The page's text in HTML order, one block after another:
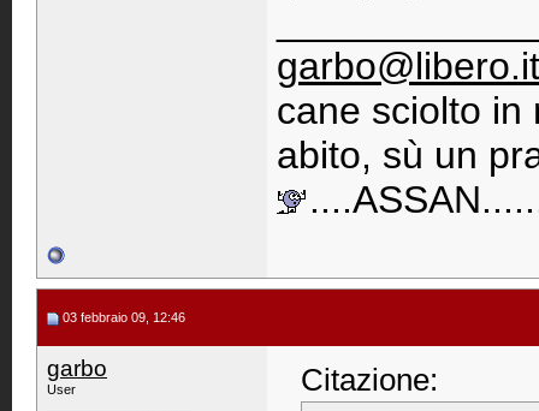
garbo@libero.it
cane sciolto in
abito, sù un
03 febbraio 09, 12:46
garbo
User Citazione: